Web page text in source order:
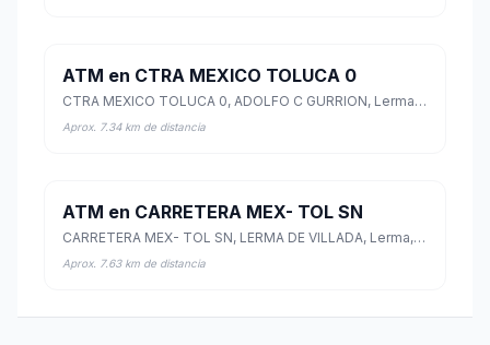
ATM en CTRA MEXICO TOLUCA 0
CTRA MEXICO TOLUCA 0, ADOLFO C GURRION, Lerma, México
Aprox. 7.34 km de distancia
ATM en CARRETERA MEX- TOL SN
CARRETERA MEX- TOL SN, LERMA DE VILLADA, Lerma, México
Aprox. 7.63 km de distancia